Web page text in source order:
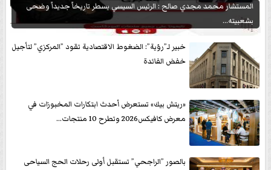
المستشار محمد مجدي صالح : الرئيس السيسي يسطر تاريخاً جديداً وضحى
بشعبيته...
خبير لـ”رؤية”: الضغوط الاقتصادية تقود ”المركزي” لتأجيل
خفض الفائدة
«ريتش بيك» تستعرض أحدث ابتكارات المخبوزات في
معرض كافيكس2026 وتطرح 10 منتجات...
بالصور ”الراجحي” تستقبل أولى رحلات الحج السياحى